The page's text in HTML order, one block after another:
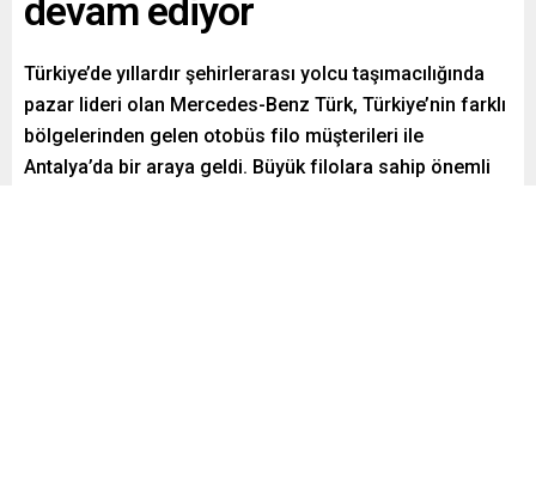
devam ediyor
Türkiye’de yıllardır şehirlerarası yolcu taşımacılığında
pazar lideri olan Mercedes-Benz Türk, Türkiye’nin farklı
bölgelerinden gelen otobüs filo müşterileri ile
Antalya’da bir araya geldi. Büyük filolara sahip önemli